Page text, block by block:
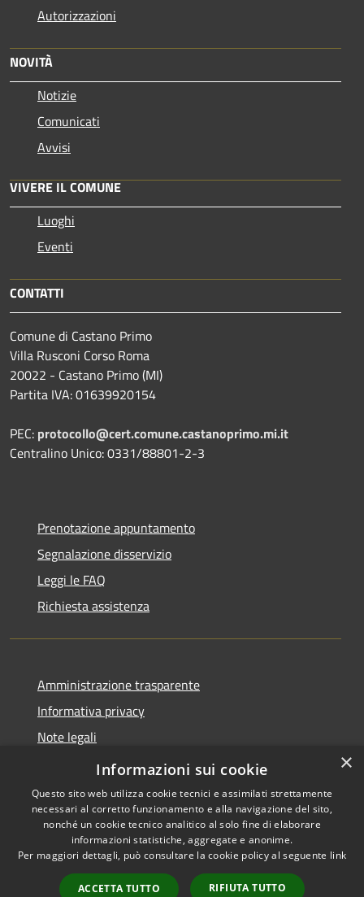
Autorizzazioni
NOVITÀ
Notizie
Comunicati
Avvisi
VIVERE IL COMUNE
Luoghi
Eventi
CONTATTI
Comune di Castano Primo
Villa Rusconi Corso Roma
20022 - Castano Primo (MI)
Partita IVA: 01639920154
PEC: protocollo@cert.comune.castanoprimo.mi.it
Centralino Unico: 0331/88801-2-3
Prenotazione appuntamento
Segnalazione disservizio
Leggi le FAQ
Richiesta assistenza
Amministrazione trasparente
Informativa privacy
Note legali
Dichiarazione di accessibilità
Accessibilità
Copyright © 2026 • Comune di
Castano Primo • Powered by
Municipium•
Accesso
×
Informazioni sui cookie
Questo sito web utilizza cookie tecnici e assimilati strettamente
necessari al corretto funzionamento e alla navigazione del sito,
nonché un cookie tecnico analitico al solo fine di elaborare
informazioni statistiche, aggregate e anonime.
Per maggiori dettagli, può consultare la cookie policy al seguente link
ACCETTA TUTTO RIFIUTA TUTTO